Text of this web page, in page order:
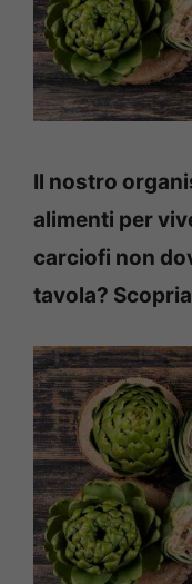
Il nostro
alimenti per
carciofi non
tavola?